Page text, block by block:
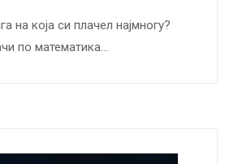
на која си плачел најмногу?
по математика…